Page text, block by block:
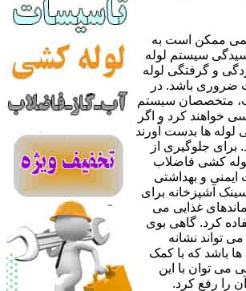
ممکن است به
سیستم لوله
و گرفتگی لوله
ضروری باشد. در
متخصصان سیستم
خواهند کرد و اگر
لوله ها بدست آورند
برای جلوگیری از
کشی فاضلاب
و بهداشتی
آشپزخانه برای
غذایی می
کرد. گاهی بوی
تواند نشانه
باشد که با کمک
می توان با این
را رفع کرد.